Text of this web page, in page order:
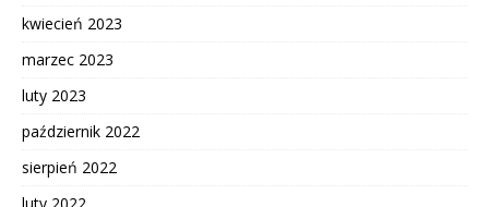
kwiecień 2023
marzec 2023
luty 2023
październik 2022
sierpień 2022